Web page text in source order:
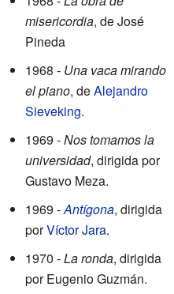
misericordia, de José
Pineda
1968 - Una vaca mirando
el piano, deAlejandro
Sieveking.
1969 -Nos tomamos la
universidad, dirigida por
Gustavo Meza.
1969 -Antígona, dirigida
porVíctor Jara.
1970 -La ronda, dirigida
por Eugenio Guzmán.